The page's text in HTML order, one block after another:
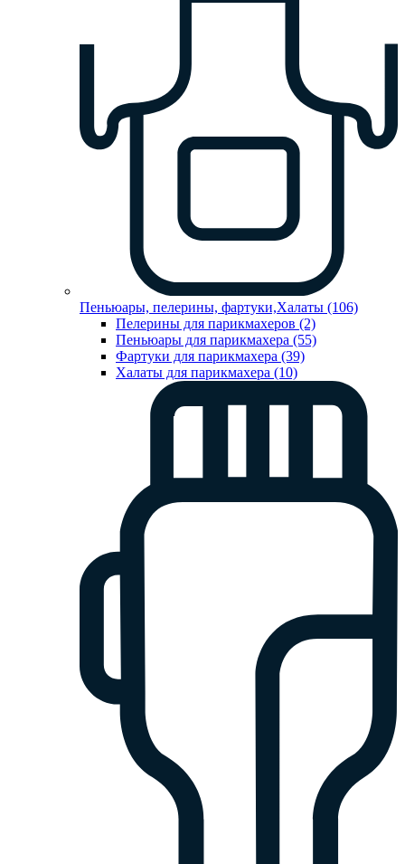
Пеньюары, пелерины, фартуки,Халаты (106)
Пелерины для парикмахеров (2)
Пеньюары для парикмахера (55)
Фартуки для парикмахера (39)
Халаты для парикмахера (10)